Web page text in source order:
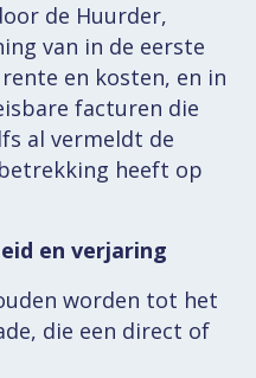
de Huurder,
van in de eerste
en kosten, en in
facturen die
al vermeldt de
heeft op
en verjaring
worden tot het
die een direct of